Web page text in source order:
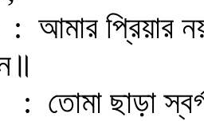
আমার প্রিয়ার
: তোমা ছাড়া